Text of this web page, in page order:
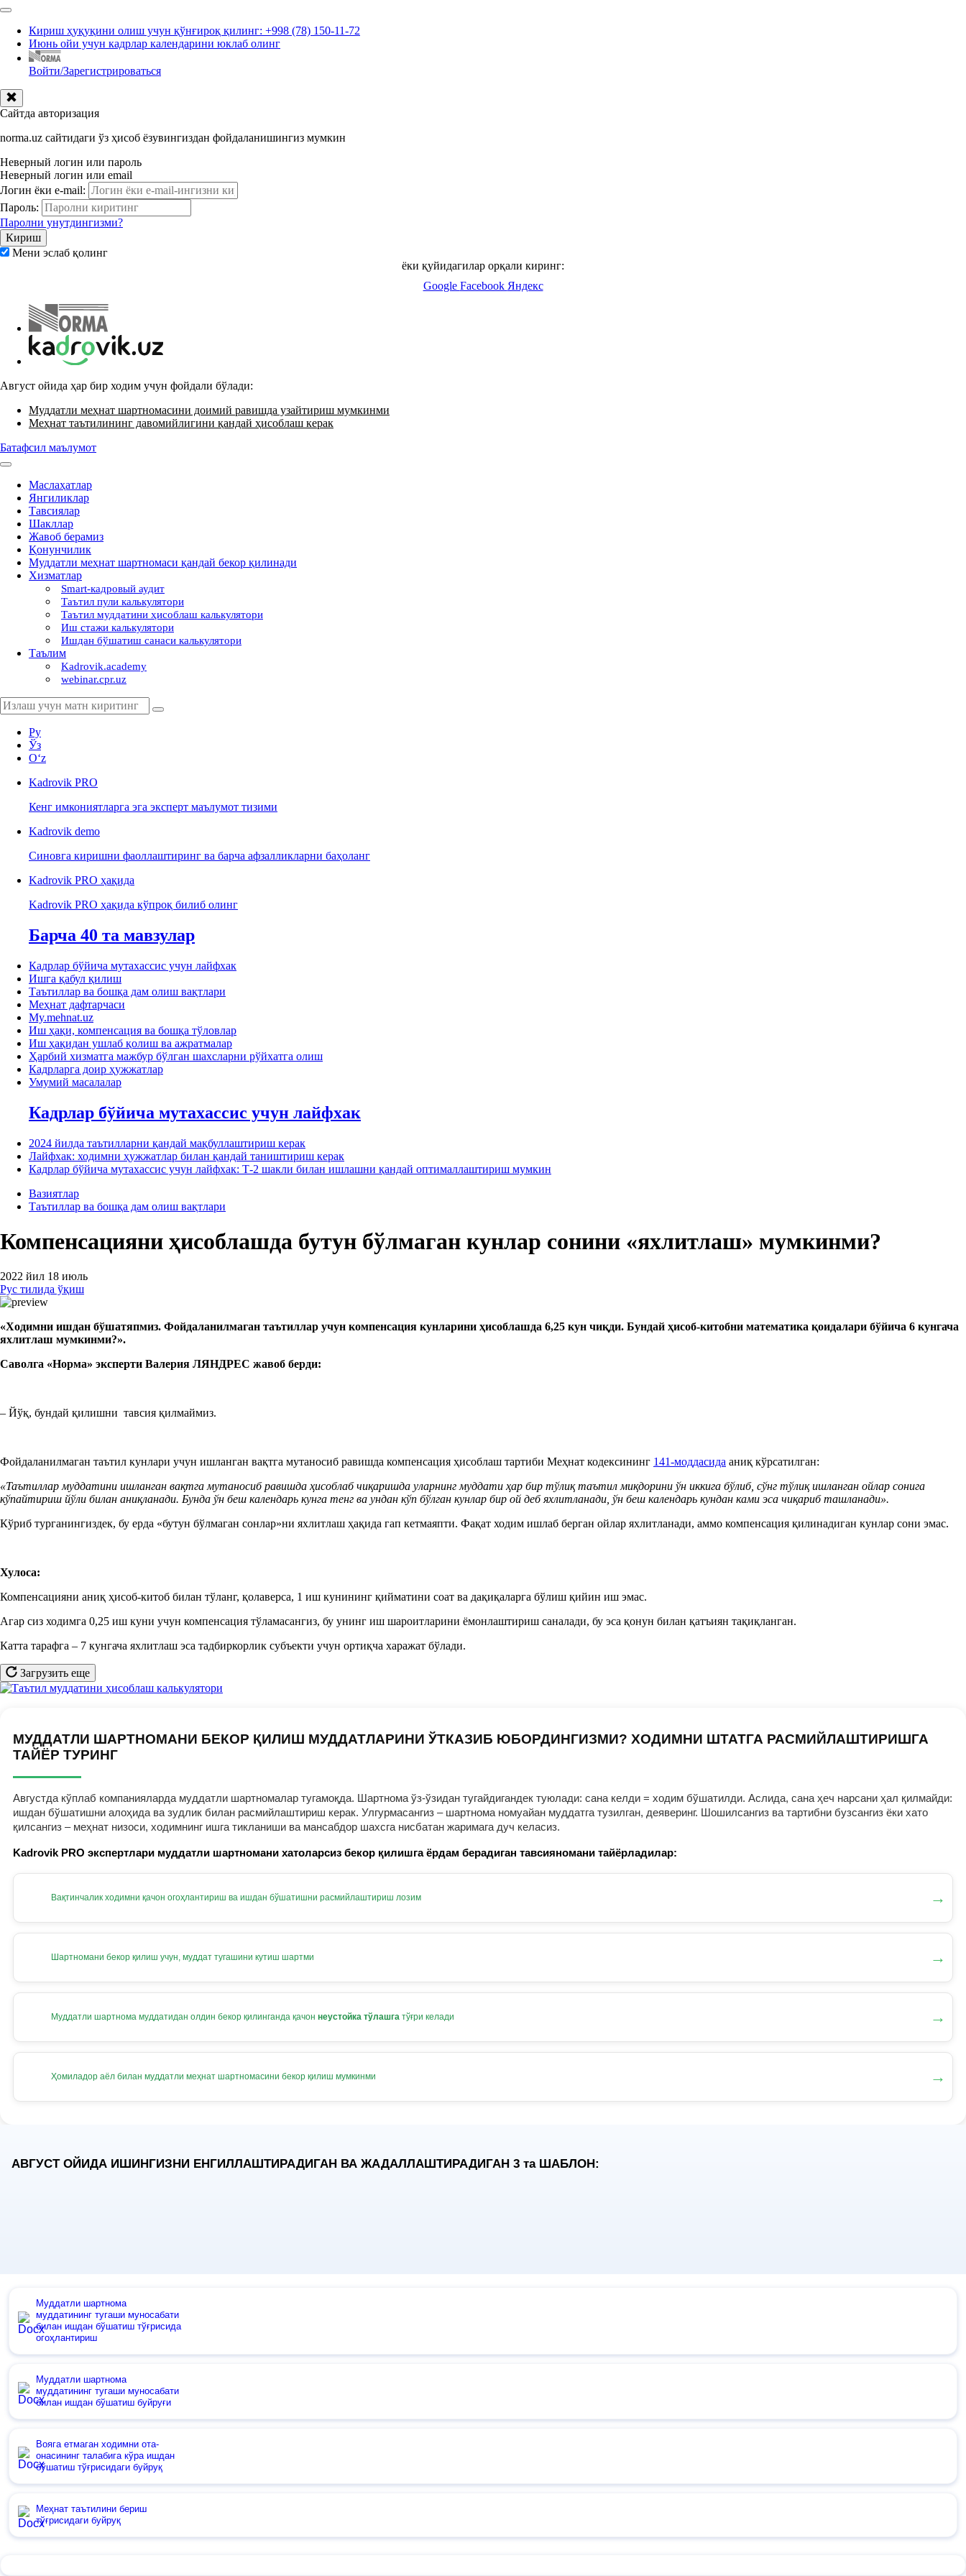
Кириш ҳуқуқини олиш учун қўнғироқ қилинг: +998 (78) 150-11-72
Июнь ойи учун кадрлар календарини юклаб олинг
Войти/Зарегистрироваться
Сайтда авторизация
norma.uz сайтидаги ўз ҳисоб ёзувингиздан фойдаланишингиз мумкин
Неверный логин или пароль
Неверный логин или email
Логин ёки e-mail:
Пароль:
Паролни унутдингизми?
Мени эслаб қолинг
ёки қуйидагилар орқали киринг:
Google Facebook Яндекс
Август ойида ҳар бир ходим учун фойдали бўлади:
Муддатли меҳнат шартномасини доимий равишда узайтириш мумкинми
Меҳнат таътилининг давомийлигини қандай ҳисоблаш керак
Батафсил маълумот
Маслаҳатлар
Янгиликлар
Тавсиялар
Шакллар
Жавоб берамиз
Қонунчилик
Муддатли меҳнат шартномаси қандай бекор қилинади
Хизматлар
Smart-кадровый аудит
Таътил пули калькулятори
Таътил муддатини ҳисоблаш калькулятори
Иш стажи калькулятори
Ишдан бўшатиш санаси калькулятори
Таълим
Kadrovik.academy
webinar.cpr.uz
Ру
Ўз
Oʻz
Kadrovik PRO
Кенг имкониятларга эга эксперт маълумот тизими
Kadrovik demo
Синовга киришни фаоллаштиринг ва барча афзалликларни баҳоланг
Kadrovik PRO ҳақида
Kadrovik PRO ҳақида кўпроқ билиб олинг
Барча 40 та мавзулар
Кадрлар бўйича мутахассис учун лайфхак
Ишга қабул қилиш
Таътиллар ва бошқа дам олиш вақтлари
Меҳнат дафтарчаси
My.mehnat.uz
Иш ҳақи, компенсация ва бошқа тўловлар
Иш ҳақидан ушлаб қолиш ва ажратмалар
Ҳарбий хизматга мажбур бўлган шахсларни рўйхатга олиш
Кадрларга доир ҳужжатлар
Умумий масалалар
Кадрлар бўйича мутахассис учун лайфхак
2024 йилда таътилларни қандай мақбуллаштириш керак
Лайфхак: ходимни ҳужжатлар билан қандай таништириш керак
Кадрлар бўйича мутахассис учун лайфхак: Т-2 шакли билан ишлашни қандай оптималлаштириш мумкин
Вазиятлар
Таътиллар ва бошқа дам олиш вақтлари
Компенсацияни ҳисоблашда бутун бўлмаган кунлар сонини «яхлитлаш» мумкинми?
2022 йил 18 июль
Рус тилида ўқиш
«Ходимни ишдан бўшатяпмиз. Фойдаланилмаган таътиллар учун компенсация кунларини ҳисоблашда 6,25 кун чиқди. Бундай ҳисоб-китобни математика қоидалари бўйича 6 кунгача
яхлитлаш мумкинми?».
Саволга «Норма» эксперти Валерия ЛЯНДРЕС жавоб берди:
– Йўқ, бундай қилишни тавсия қилмаймиз.
Фойдаланилмаган таътил кунлари учун ишланган вақтга мутаносиб равишда компенсация ҳисоблаш тартиби Меҳнат кодексининг 141-моддасида аниқ кўрсатилган:
«Таътиллар муддатини ишланган вақтга мутаносиб равишда ҳисоблаб чиқаришда уларнинг муддати ҳар бир тўлиқ таътил миқдорини ўн иккига бўлиб, сўнг тўлиқ ишланган ойлар сонига
кўпайтириш йўли билан аниқланади. Бунда ўн беш календарь кунга тенг ва ундан кўп бўлган кунлар бир ой деб яхлитланади, ўн беш календарь кундан ками эса чиқариб ташланади».
Кўриб турганингиздек, бу ерда «бутун бўлмаган сонлар»ни яхлитлаш ҳақида гап кетмаяпти. Фақат ходим ишлаб берган ойлар яхлитланади, аммо компенсация қилинадиган кунлар сони эмас.
Хулоса:
Компенсацияни аниқ ҳисоб-китоб билан тўланг, қолаверса, 1 иш кунининг қийматини соат ва дақиқаларга бўлиш қийин иш эмас.
Агар сиз ходимга 0,25 иш куни учун компенсация тўламасангиз, бу унинг иш шароитларини ёмонлаштириш саналади, бу эса қонун билан қатъиян тақиқланган.
Катта тарафга – 7 кунгача яхлитлаш эса тадбиркорлик субъекти учун ортиқча харажат бўлади.
Загрузить еще
МУДДАТЛИ ШАРТНОМАНИ БЕКОР ҚИЛИШ МУДДАТЛАРИНИ ЎТКАЗИБ ЮБОРДИНГИЗМИ? ХОДИМНИ ШТАТГА РАСМИЙЛАШТИРИШГА
ТАЙЁР ТУРИНГ
Августда кўплаб компанияларда муддатли шартномалар тугамоқда. Шартнома ўз-ўзидан тугайдигандек туюлади: сана келди = ходим бўшатилди. Аслида, сана ҳеч нарсани ҳал қилмайди:
ишдан бўшатишни алоҳида ва зудлик билан расмийлаштириш керак. Улгурмасангиз – шартнома номуайан муддатга тузилган, деяверинг. Шошилсангиз ва тартибни бузсангиз ёки хато
қилсангиз – меҳнат низоси, ходимнинг ишга тикланиши ва мансабдор шахсга нисбатан жаримага дуч келасиз.
Kadrovik PRO экспертлари муддатли шартномани хатоларсиз бекор қилишга ёрдам берадиган тавсияномани тайёрладилар:
Вақтинчалик ходимни қачон огоҳлантириш ва ишдан бўшатишни расмийлаштириш лозим →
Шартномани бекор қилиш учун, муддат тугашини кутиш шартми →
Муддатли шартнома муддатидан олдин бекор қилинганда қачон неустойка тўлашга тўғри келади →
Ҳомиладор аёл билан муддатли меҳнат шартномасини бекор қилиш мумкинми →
АВГУСТ ОЙИДА ИШИНГИЗНИ ЕНГИЛЛАШТИРАДИГАН ВА ЖАДАЛЛАШТИРАДИГАН 3 таШАБЛОН:
Муддатли шартнома
муддатининг тугаши муносабати
билан ишдан бўшатиш тўғрисида
огоҳлантириш
Муддатли шартнома
муддатининг тугаши муносабати
билан ишдан бўшатиш буйруғи
Вояга етмаган ходимни ота-
онасининг талабига кўра ишдан
бўшатиш тўғрисидаги буйруқ
Меҳнат таътилини бериш
тўғрисидаги буйруқ